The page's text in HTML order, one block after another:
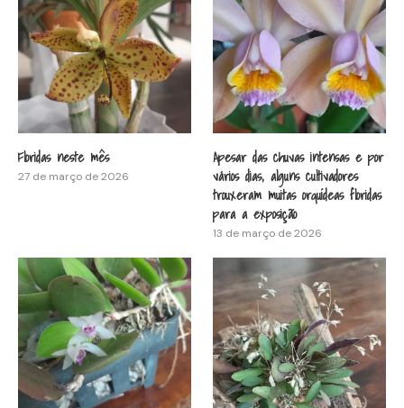
Floridas neste mês
27 de março de 2026
Apesar das chuvas intensas e por
vários dias, alguns cultivadores
trouxeram muitas orquídeas floridas
para a exposição
13 de março de 2026